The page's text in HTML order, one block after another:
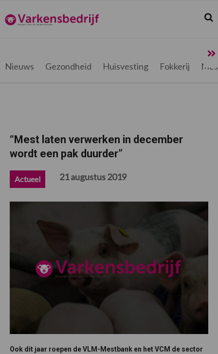
de
hoofdnavigatie
de
hoofd
de
eerste
de
voettekst
Varkensbedrijf.be
Nieuws Gezondheid Huisvesting Fokkerij
“Mest laten verwerken in december
wordt een pak duurder”
Actueel 21 augustus 2019
Ook dit jaar roepen de VLM-Mestbank en het VCM de sector